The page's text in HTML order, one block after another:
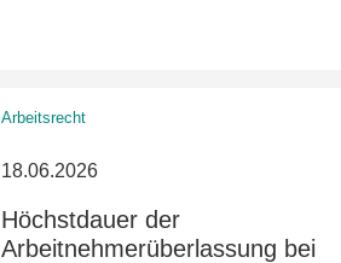
Arbeitsrecht
18.06.2026
Höchstdauer der
Arbeitnehmerüberlassung bei